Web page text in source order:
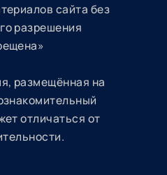
сайта без
разрешения
размещённая на
отличаться от